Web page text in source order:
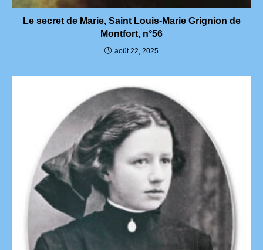
Le secret de Marie, Saint Louis-Marie Grignion de
Montfort, n°56
août 22, 2025